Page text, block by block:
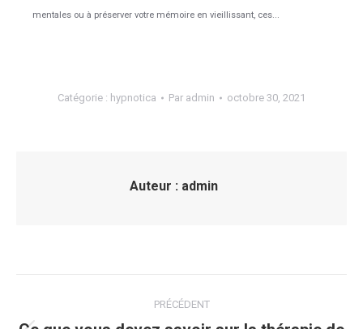
mentales ou à préserver votre mémoire en vieillissant, ces...
Catégorie : hypnotica Par admin octobre 30, 2021
Auteur : admin
article
PRÉCÉDENT